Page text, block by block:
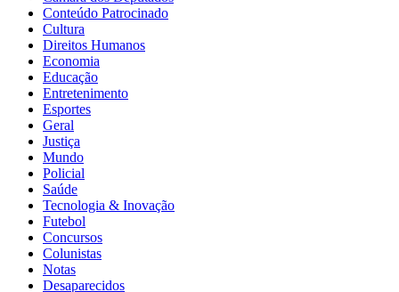
Conteúdo Patrocinado
Cultura
Direitos Humanos
Economia
Educação
Entretenimento
Esportes
Geral
Justiça
Mundo
Policial
Saúde
Tecnologia & Inovação
Futebol
Concursos
Colunistas
Notas
Desaparecidos